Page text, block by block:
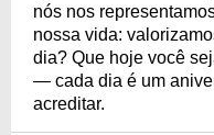
nós nos
nossa vida:
dia? Que hoje você
— cada dia é um
acreditar.